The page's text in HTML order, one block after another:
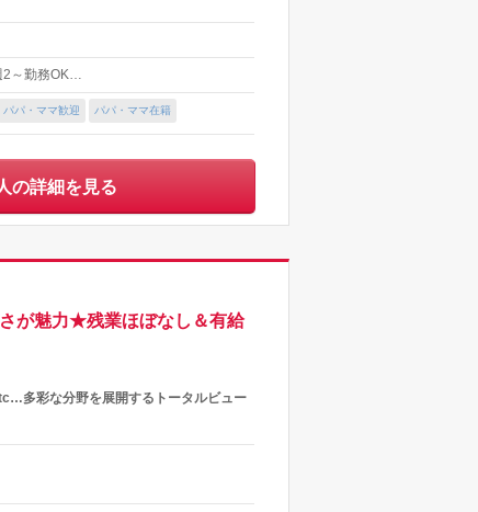
2～勤務OK…
パパ・ママ歓迎 パパ・ママ在籍
の詳細を見る
が魅力★残業ほぼなし＆有給
多彩な分野を展開するトータルビュー